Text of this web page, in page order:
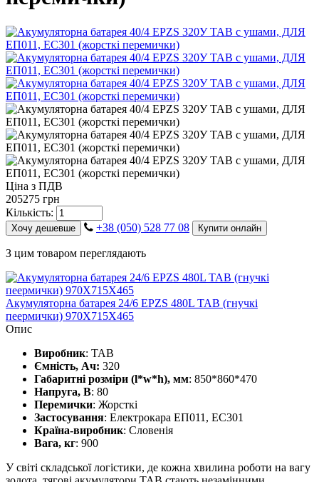
Ціна з ПДВ
205275 грн
Кількість:
Хочу дешевше +38 (050) 528 77 08 Купити онлайн
З цим товаром переглядають
Акумуляторна батарея 24/6 EPZS 480L ТАВ (гнучкі
пеермички) 970Х715Х465
Опис
Виробник: TAB
Ємність, Ач: 320
Габаритні розміри (l*w*h), мм: 850*860*470
Напруга, В: 80
Перемички: Жорсткі
Застосування: Електрокара ЕП011, ЕС301
Країна-виробник: Словенія
Вага, кг: 900
У світі складської логістики, де кожна хвилина роботи на вагу